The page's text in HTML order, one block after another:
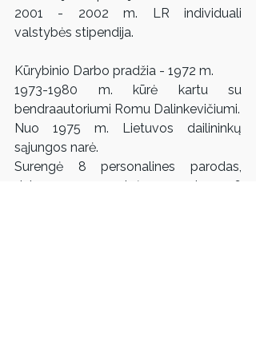
2001 - 2002 m. LR individuali
valstybės stipendija.
Kūrybinio Darbo pradžia - 1972 m.
1973-1980 m. kūrė kartu su
Nuo 1975 m. Lietuvos dailininkų
sąjungos narė.
Surengė 8 personalines parodas,
dalyvavo 25 grupinėse parodose, 16